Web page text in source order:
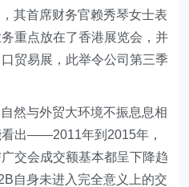
其首席财务官赖秀琴女士表
重点放在了香港展览会，并
贸易展，此举令公司第三季
然与外贸大环境不振息息相
出——2011年到2015年，
交会成交额基本都呈下降趋
自身未进入完全意义上的交